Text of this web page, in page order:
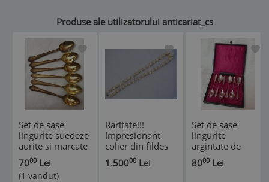
Produse ale utilizatorului anticariat_cs
Set de sase
lingurite suedeze
aurite si marcate
GAB EX. PR. NS.
ALP. (45)
7000 Lei
(1 vandut)
Raritate!!!
Impresionant
colier din fildes
lung de 59 cm
1.50000 Lei
Set de sase
lingurite
argintate de
provenienta
suedeza
8000 Lei